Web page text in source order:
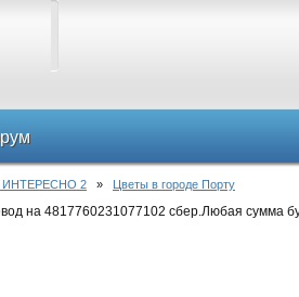
ИНТЕРЕСНО 2 » Цветы в городе Порту
на 4817760231077102 сбер.Любая сумма